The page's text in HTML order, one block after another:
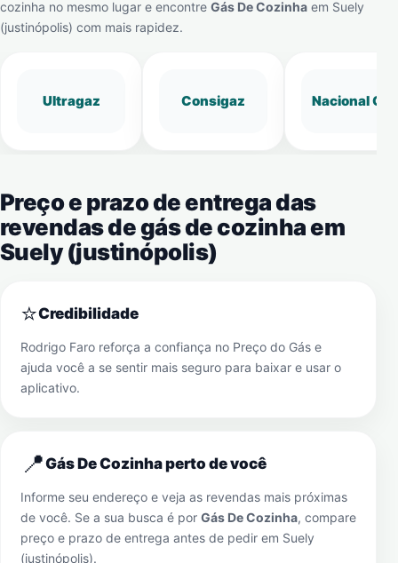
cozinha no mesmo lugar e encontre Gás De Cozinha em Suely
(justinópolis) com mais rapidez.
Ultragaz Consigaz Nacional Gás
Preço e prazo de entrega das
revendas de gás de cozinha em
Suely (justinópolis)
⭐Credibilidade
Rodrigo Faro reforça a confiança no Preço do Gás e
ajuda você a se sentir mais seguro para baixar e usar o
aplicativo.
📍Gás De Cozinha perto de você
Informe seu endereço e veja as revendas mais próximas
de você. Se a sua busca é por Gás De Cozinha, compare
preço e prazo de entrega antes de pedir em Suely
(justinópolis).